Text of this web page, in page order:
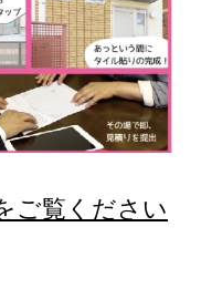
ご覧ください